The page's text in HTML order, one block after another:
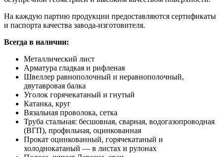
На каждую партию продукции предоставляются сертификаты
и паспорта качества завода-изготовителя.
Всегда в наличии:
Металлический лист
Арматура гладкая и рифленая
Швеллер равнополочный и неравнополочный,
двутавровая балка
Уголок горячекатаный и гнутый
Катанка, круг
Вязальная проволока, сетка
Труба стальная: бесшовная, сварная, водогазопроводная
(ВГП), профильная, оцинкованная
Прокат оцинкованный, горячекатаный и
холоднокатаный — в листах и рулонах